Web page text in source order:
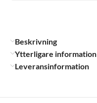
Beskrivning
Ytterligare information
Leveransinformation